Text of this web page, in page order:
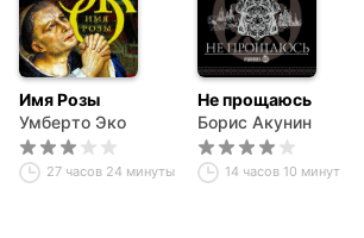
Имя Розы
Умберто Эко
27 часов 24 минуты
Не прощаюсь
Борис Акунин
14 часов 10 минут